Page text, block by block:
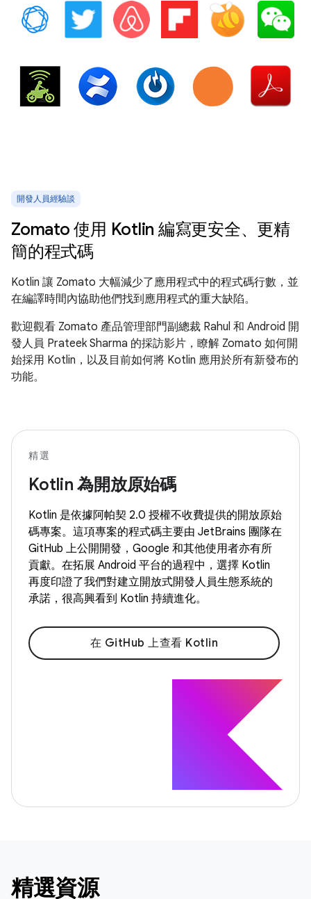
開發人員經驗談
Zomato 使用 Kotlin 編寫更安全、更精
簡的程式碼
Kotlin 讓 Zomato 大幅減少了應用程式中的程式碼行數，並
在編譯時間內協助他們找到應用程式的重大缺陷。
歡迎觀看 Zomato 產品管理部門副總裁 Rahul 和 Android 開
發人員 Prateek Sharma 的採訪影片，瞭解 Zomato 如何開
始採用 Kotlin，以及目前如何將 Kotlin 應用於所有新發布的
功能。
精選
Kotlin 為開放原始碼
Kotlin 是依據阿帕契 2.0 授權不收費提供的開放原始
碼專案。這項專案的程式碼主要由 JetBrains 團隊在
GitHub 上公開開發，Google 和其他使用者亦有所
貢獻。在拓展 Android 平台的過程中，選擇 Kotlin
再度印證了我們對建立開放式開發人員生態系統的
承諾，很高興看到 Kotlin 持續進化。
在 GitHub 上查看 Kotlin
精選資源